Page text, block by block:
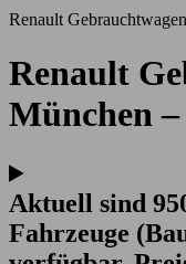
Renault
Renault
München –
Aktuell sind
Fahrzeuge